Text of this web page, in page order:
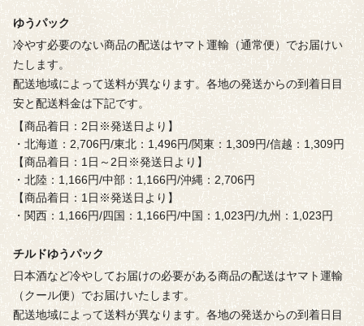
ゆうパック
冷やす必要のない商品の配送はヤマト運輸（通常便）でお届けい
たします。
配送地域によって送料が異なります。各地の発送からの到着日目
安と配送料金は下記です。
【商品着日：2日※発送日より】
・北海道：2,706円/東北：1,496円/関東：1,309円/信越：1,309円
【商品着日：1日～2日※発送日より】
・北陸：1,166円/中部：1,166円/沖縄：2,706円
【商品着日：1日※発送日より】
・関西：1,166円/四国：1,166円/中国：1,023円/九州：1,023円
チルドゆうパック
日本酒など冷やしてお届けの必要がある商品の配送はヤマト運輸
（クール便）でお届けいたします。
配送地域によって送料が異なります。各地の発送からの到着日目